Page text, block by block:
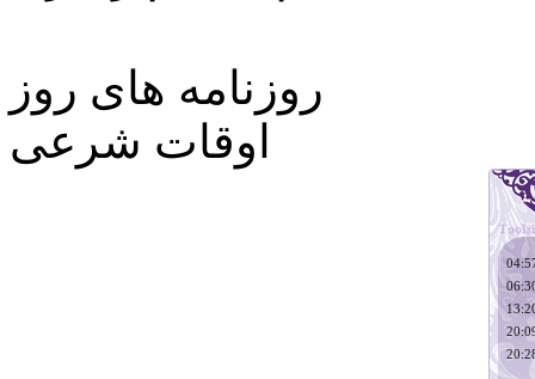
روزنامه های روز
اوقات شرعی